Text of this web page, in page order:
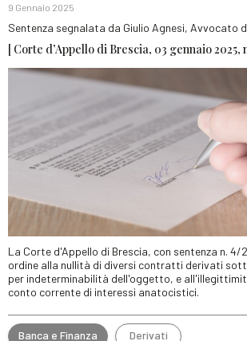
9 Gennaio 2025
Sentenza segnalata da Giulio Agnesi, Avvocato
[ Corte d’Appello di Brescia, 03 gennaio 2025,
La Corte d'Appello di Brescia, con sentenza n. 4/
ordine alla nullità di diversi contratti derivati
per indeterminabilità dell'oggetto, e
conto corrente di interessi anatocistici.
Banca e Finanza Derivati